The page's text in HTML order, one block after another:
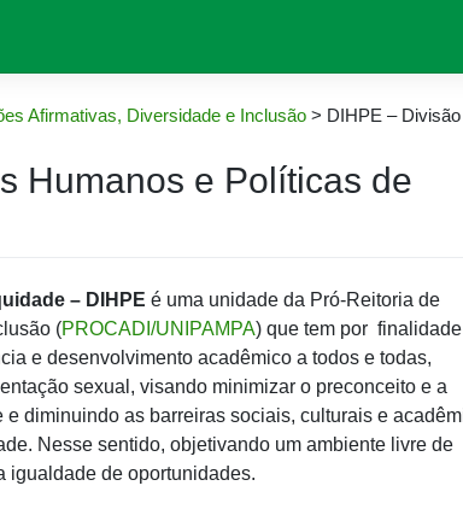
Afirmativas, Diversidade e Inclusão > DIHPE –
Humanos e Políticas de
– DIHPE é uma unidade da Pró-Reitoria de
(PROCADI/UNIPAMPA) que tem por
e desenvolvimento acadêmico a todos e todas,
sexual, visando minimizar o preconceito e a
diminuindo as barreiras sociais, culturais e
Nesse sentido, objetivando um ambiente livre de
igualdade de oportunidades.